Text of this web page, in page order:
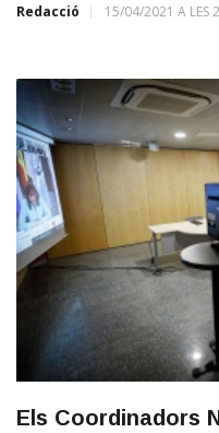
Redacció 15/04/2021 A LES
Els Coordinadors